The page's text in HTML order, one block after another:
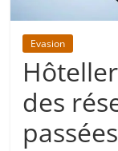
Evasion
des